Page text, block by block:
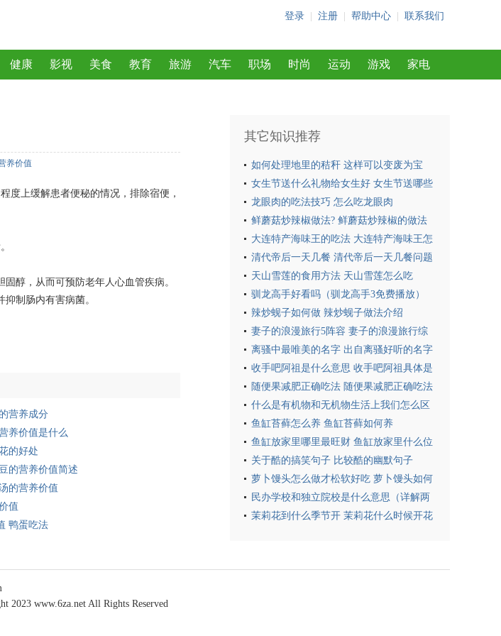
登录 注册 帮助中心 联系我们
健康 影视 美食 教育 旅游 汽车 职场 时尚 运动 游戏 家电
养价值
度上缓解患者便秘的情况，排除宿便，
醇，从而可预防老年人心血管疾病。
制肠内有害病菌。
营养成分
养价值是什么
的好处
的营养价值简述
的营养价值
值
鸭蛋吃法
其它知识推荐
如何处理地里的秸秆 这样可以变废为宝
女生节送什么礼物给女生好 女生节送哪些
礼物给女生好
龙眼肉的吃法技巧 怎么吃龙眼肉
鲜蘑菇炒辣椒做法? 鲜蘑菇炒辣椒的做法
介绍
大连特产海味王的吃法 大连特产海味王怎
么吃
清代帝后一天几餐 清代帝后一天几餐问题
出处介绍
天山雪莲的食用方法 天山雪莲怎么吃
驯龙高手好看吗（驯龙高手3免费播放）
辣炒蚬子如何做 辣炒蚬子做法介绍
妻子的浪漫旅行5阵容 妻子的浪漫旅行综
艺简介
离骚中最唯美的名字 出自离骚好听的名字
收手吧阿祖是什么意思 收手吧阿祖具体是
什么意思
随便果减肥正确吃法 随便果减肥正确吃法
介绍
什么是有机物和无机物生活上我们怎么区
分有机物和无机 如何区分有机物和无机物
鱼缸苔藓怎么养 鱼缸苔藓如何养
鱼缸放家里哪里最旺财 鱼缸放家里什么位
置旺财
关于酷的搞笑句子 比较酷的幽默句子
萝卜馒头怎么做才松软好吃 萝卜馒头如何
做才松软好吃
民办学校和独立院校是什么意思（详解两
者含义及区别）
茉莉花到什么季节开 茉莉花什么时候开花
2023 www.6za.net All Rights Reserved